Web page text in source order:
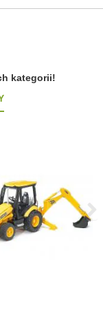
kategorii!